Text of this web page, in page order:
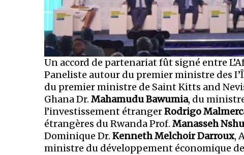
Un accord de partenariat fût signé entre
Paneliste autour du premier ministre des
du premier ministre de Saint Kitts and
Ghana Dr. Mahamudu Bawumia, du
l’investissement étrangerRodrigo
étrangères du Rwanda Prof. Manasseh
Dominique Dr. Kenneth Melchoir Darroux,
ministre du développement économique